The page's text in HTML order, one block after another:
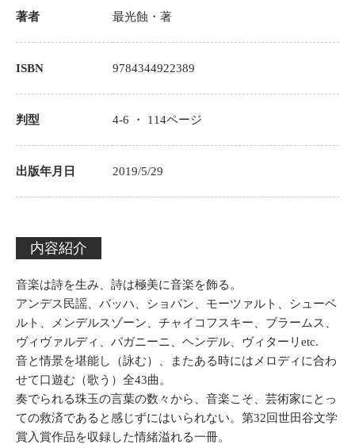
著者 最光蝕 ・著
ISBN 9784344922389
判型 4-6 ・ 114ページ
出版年月日 2019/5/29
内容紹介
音楽は詩を生み、詩は極美に音楽を飾る。
アンデス民謡、バッハ、ショパン、モーツァルト、シューベ
ルト、メンデルスゾーン、チャイコフスキー、ブラームス、
ヴィヴァルディ、パガニーニ、ヘンデル、ヴィターリetc.
音と情景を堪能し（詠む）、またある時にはメロディに合わ
せて口遊む（歌う）全43曲。
奏でられる珠玉の言葉の数々から、音楽こそ、芸術家にとっ
ての救済であると感じずにはいられない。第32回世田谷文学
賞入賞作品を収録した情緒溢れる一冊。